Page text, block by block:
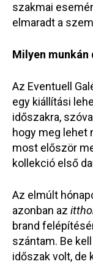
szakmai
elmaradt a
Milyen
Az Eventuell
egy kiállítási
időszakra,
hogy meg lehet
most először
kollekció első
Az elmúlt
azonban az
brand
szántam. Be
időszak volt, de